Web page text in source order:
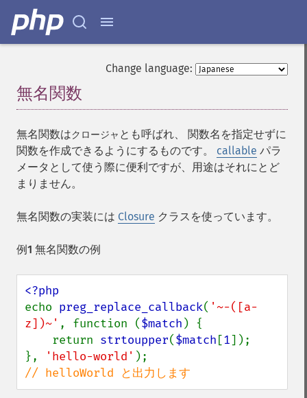
Change language:
無名関数
無名関数はクロージャ とも呼ばれ、 関数名を指定せずに
関数を作成できるようにするものです。 callable パラ
メータとして使う際に便利ですが、用途はそれにとど
まりません。
無名関数の実装には Closure クラスを使っています。
例1 無名関数の例
echo preg_replace_callback( '~-([a-
z])~' , function ($match ) {
    return
strtoupper($match [1]);
},
'hello-world'
// helloWorld と出力します